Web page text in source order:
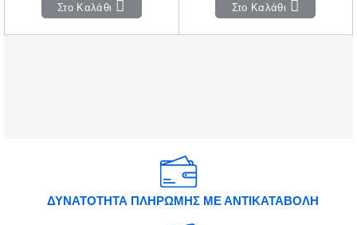
Στο Καλάθι Στο Καλάθι
ΔΥΝΑΤΟΤΗΤΑ ΠΛΗΡΩΜΗΣ ΜΕ ΑΝΤΙΚΑΤΑΒΟΛΗ